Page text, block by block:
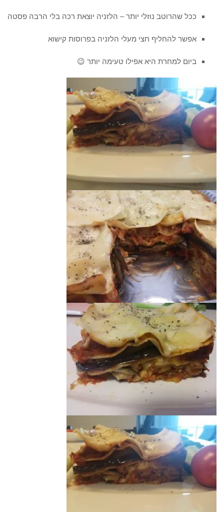
ככל שהרוטב נוזלי יותר – הלזניה יוצאת רכה בלי הרבה פסטה
אפשר להחליף חצי מעלי הלזניה בפרוסות קישוא
ביום למחרת היא אפילו טעימה יותר 😉